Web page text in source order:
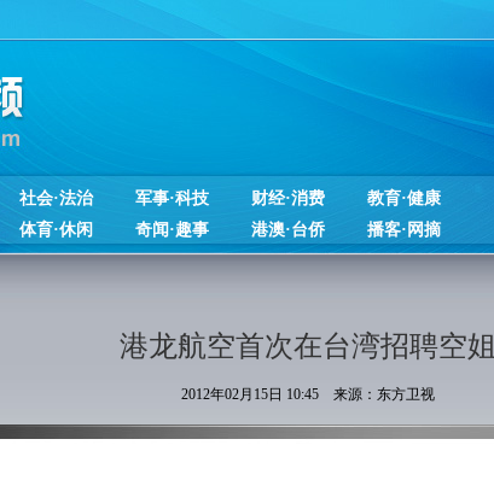
社会·法治 军事·科技 财经·消费
教育·健康
体育·休闲 奇闻·趣事 港澳·台侨 播客·网摘
港龙航空首次在台湾招聘空姐
2012年02月15日 10:45 来源：东方卫视